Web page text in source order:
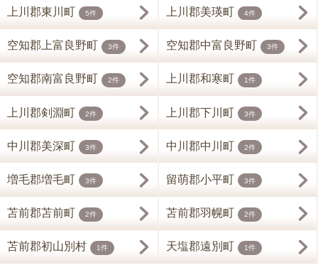
上川郡東川町 5件 上川郡美瑛町 4件
空知郡上富良野町 3件 空知郡中富良野町 3件
空知郡南富良野町 2件 上川郡和寒町 1件
上川郡剣淵町 2件 上川郡下川町 3件
中川郡美深町 3件 中川郡中川町 2件
増毛郡増毛町 3件 留萌郡小平町 3件
苫前郡苫前町 2件 苫前郡羽幌町 2件
苫前郡初山別村 1件 天塩郡遠別町 1件